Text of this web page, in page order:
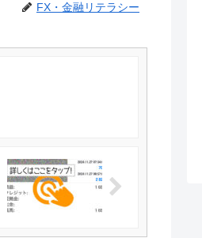
FX・金融リテラシー